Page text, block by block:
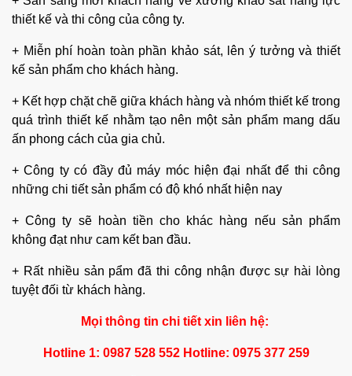
thiết kế và thi công của công ty.
+ Miễn phí hoàn toàn phần khảo sát, lên ý tưởng và thiết
kế sản phẩm cho khách hàng.
+ Kết hợp chặt chẽ giữa khách hàng và nhóm thiết kế trong
quá trình thiết kế nhằm tạo nên một sản phẩm mang dấu
ấn phong cách của gia chủ.
+ Công ty có đầy đủ máy móc hiện đại nhất để thi công
những chi tiết sản phẩm có độ khó nhất hiện nay
+ Công ty sẽ hoàn tiền cho khác hàng nếu sản phẩm
không đạt như cam kết ban đầu.
+ Rất nhiều sản pẩm đã thi công nhận được sự hài lòng
tuyệt đối từ khách hàng.
Mọi thông tin chi tiết xin liên hệ:
Hotline 1: 0987 528 552 Hotline: 0975 377 259